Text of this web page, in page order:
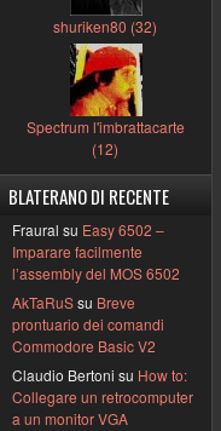
shuriken80 (32)
Spectrum l'imbrattacarte
(12)
BLATERANO DI RECENTE
Fraural su Easy 6502 –
Imparare facilmente
l’assembly del MOS 6502
AkTaRuSsu Breve
prontuario dei comandi
Commodore Basic V2
Claudio Bertoni su How to:
Collegare un retrocomputer
a un monitor VGA